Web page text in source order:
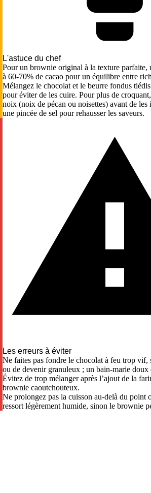
L'astuce du chef
Pour un brownie original à la texture parfaite,
à 60-70% de cacao pour un équilibre entre
Mélangez le chocolat et le beurre fondus
pour éviter de les cuire. Pour plus de
noix (noix de pécan ou noisettes) avant de les
une pincée de sel pour rehausser les saveurs.
Les erreurs à éviter
Ne faites pas fondre le chocolat à feu trop
ou de devenir granuleux ; un bain-marie doux
Évitez de trop mélanger après l’ajout de la
brownie caoutchouteux.
Ne prolongez pas la cuisson au-delà du point
ressort légèrement humide, sinon le brownie